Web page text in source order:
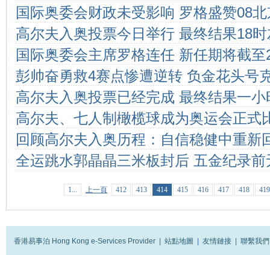
国际奥委会财政未受影响 罗格盛赞08
高尔夫入奥投票今日举行 最终结果18
国际奥委会主席罗格连任 新任期将截至
彭帅奋勇救4赛点惨遭逆转 负金花头号
高尔夫入奥投票已经完成 最终结果一小
高尔夫、七人制橄榄球成为奥运会正式
回顾高尔夫入奥历程：自信稳健中重新
全运跳水郭晶晶三米板封后 五金纪录前
1... 上一頁 412 413 414 415 416 417 418 419
香港易事泊 Hong Kong e-Services Provider 站點地圖 友情鏈接 聯繫我們